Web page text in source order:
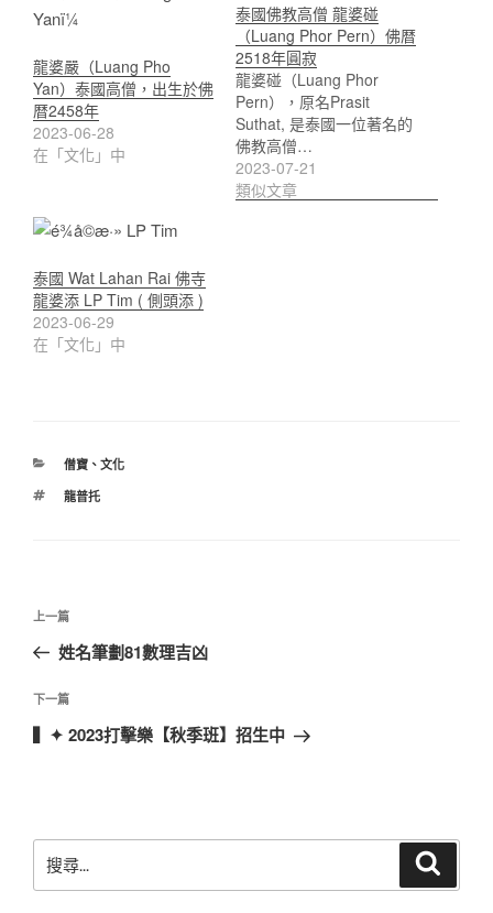
龍婆嚴（Luang Pho
Yan）泰國高僧，出生於佛
暦2458年
2023-06-28
在「文化」中
泰國佛教高僧 龍婆碰
（Luang Phor Pern）佛暦
2518年圓寂
龍婆碰（Luang Phor
Pern），原名Prasit
Suthat, 是泰國一位著名的
佛教高僧…
2023-07-21
類似文章
泰國 Wat Lahan Rai 佛寺
龍婆添 LP Tim ( 側頭添 )
2023-06-29
在「文化」中
分
僧寶、 文化
標
龍普托
文
導
覽
上
一
文
章
上一篇
姓名筆劃81數理吉凶
下
一
下一篇
▍✦ 2023打擊樂【秋季班】招生中
尋